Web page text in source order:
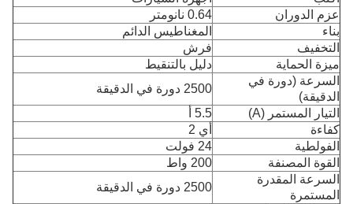
عزم الدوران
0.64 نانومتر
بناء
المغناطيس الدائم
التخفيف
فرش
ميزة الحماية
دليل بالتنقيط
السرعة (دورة في
الدقيقة)
2500 دورة في الدقيقة
التيار المستمر (A)
5.5 أ
كفاءة
أي 2
الفولطية
24 فولت
القوة المصنفة
200 واط
السرعة المقدرة
المستمرة
2500 دورة في الدقيقة